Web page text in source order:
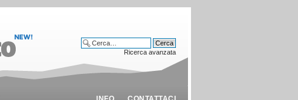
Ricerca avanzata